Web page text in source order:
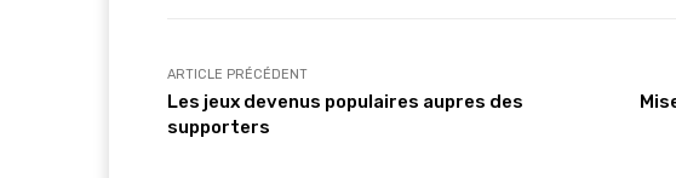
ARTICLE PRÉCÉDENT
Les jeux devenus populaires aupres des
supporters